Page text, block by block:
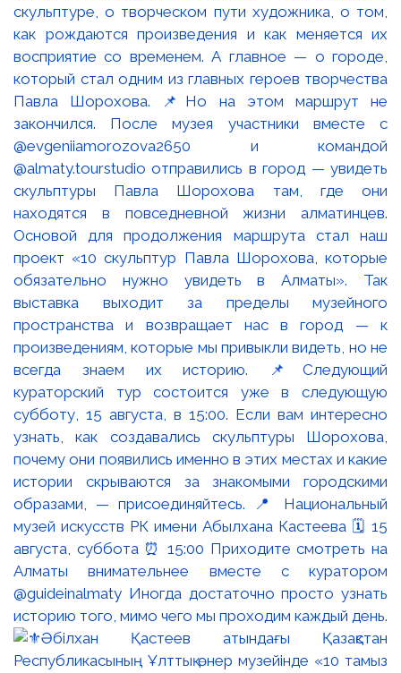
скульптуре, о творческом пути художника, о том,
как рождаются произведения и как меняется их
восприятие со временем. А главное — о городе,
который стал одним из главных героев творчества
Павла Шорохова. 📌Но на этом маршрут не
закончился. После музея участники вместе с
@evgeniiamorozova2650 и командой
@almaty.tourstudio отправились в город — увидеть
скульптуры Павла Шорохова там, где они
находятся в повседневной жизни алматинцев.
Основой для продолжения маршрута стал наш
проект «10 скульптур Павла Шорохова, которые
обязательно нужно увидеть в Алматы». Так
выставка выходит за пределы музейного
пространства и возвращает нас в город — к
произведениям, которые мы привыкли видеть, но не
всегда знаем их историю. 📌Следующий
кураторский тур состоится уже в следующую
субботу, 15 августа, в 15:00. Если вам интересно
узнать, как создавались скульптуры Шорохова,
почему они появились именно в этих местах и какие
истории скрываются за знакомыми городскими
образами, — присоединяйтесь. 📍 Национальный
музей искусств РК имени Абылхана Кастеева 🗓 15
августа, суббота ⏰ 15:00 Приходите смотреть на
Алматы внимательнее вместе с куратором
@guideinalmaty Иногда достаточно просто узнать
историю того, мимо чего мы проходим каждый день.